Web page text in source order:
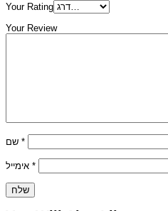
Your Rating
Your Review
*
*